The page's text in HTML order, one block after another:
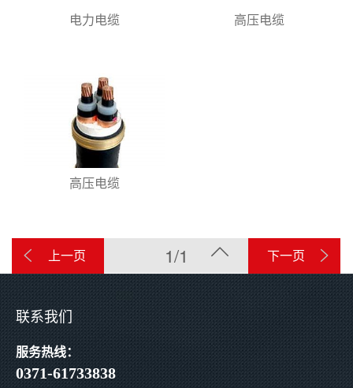
电力电缆 高压电缆
高压电缆
上一页 1/1 下一页
联系我们
服务热线：
0371-61733838